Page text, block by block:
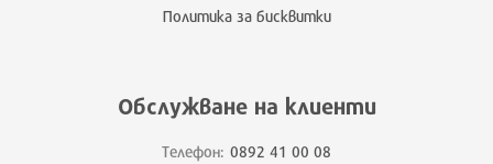
Политика за бисквитки
Обслужване на клиенти
Телефон: 0892 41 00 08